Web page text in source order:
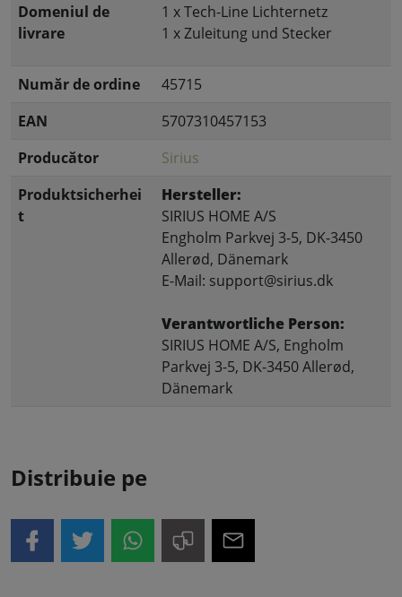
Domeniul de
livrare
1 x Tech-Line Lichternetz
1 x Zuleitung und Stecker
Număr de ordine
45715
EAN
5707310457153
Producător
Sirius
Produktsicherhei
t
Hersteller:
SIRIUS HOME A/S
Engholm Parkvej 3-5, DK-3450
Allerød, Dänemark
E-Mail: support@sirius.dk
Verantwortliche Person:
SIRIUS HOME A/S, Engholm
Parkvej 3-5, DK-3450 Allerød,
Dänemark
Distribuie pe